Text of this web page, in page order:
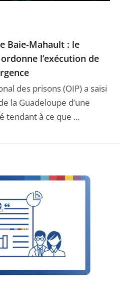
Baie-Mahault : le
l’exécution de
des prisons (OIP) a saisi
la Guadeloupe d’une
à ce que ...